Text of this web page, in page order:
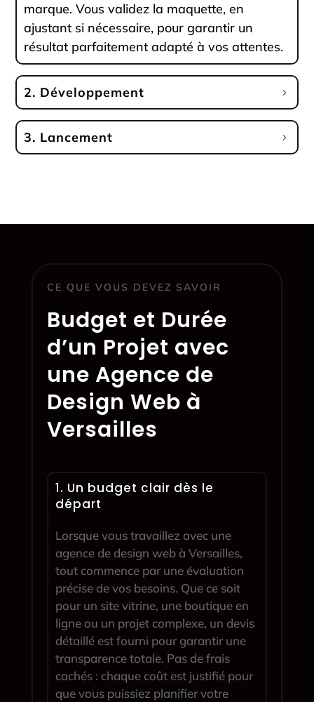
marque. Vous validez la maquette, en
ajustant si nécessaire, pour garantir un
résultat parfaitement adapté à vos attentes.
2. Développement
3. Lancement
CE QUE VOUS DEVEZ SAVOIR
Budget et Durée
d’un Projet avec
une Agence de
Design Web à
Versailles
1. Un budget clair dès le
départ
Lorsque vous travaillez avec une
agence de design web à Versailles,
tout commence par une évaluation
précise de vos besoins. Que ce soit
pour un site vitrine, une boutique en
ligne ou un projet complexe, un devis
détaillé est fourni pour garantir une
transparence totale. Pas de frais
cachés : chaque coût est justifié pour
que vous puissiez planifier votre